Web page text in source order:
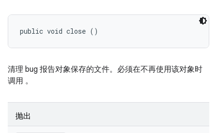
public void close ()
清理 bug 报告对象保存的文件。必须在不再使用该对象时
调用 。
抛出